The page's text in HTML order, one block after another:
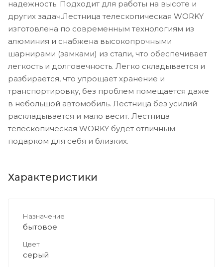
надежность. Подходит для работы на высоте и
других задач.Лестница телескопическая WORKY
изготовлена по современным технологиям из
алюминия и снабжена высокопрочными
шарнирами (замками) из стали, что обеспечивает
легкость и долговечность. Легко складывается и
разбирается, что упрощает хранение и
транспортировку, без проблем помещается даже
в небольшой автомобиль. Лестница без усилий
раскладывается и мало весит. Лестница
телескопическая WORKY будет отличным
подарком для себя и близких.
Характеристики
Назначение
бытовое
Цвет
серый